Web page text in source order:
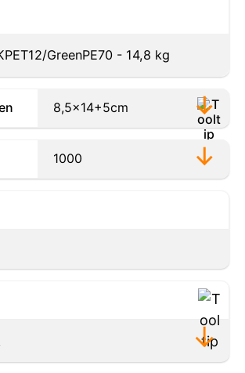
GreenPE70 - 14,8 kg